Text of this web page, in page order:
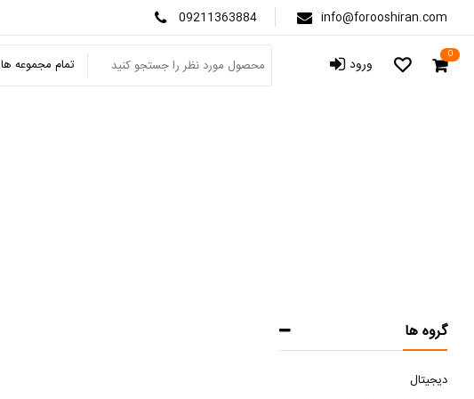
09211363884 info@forooshiran.com
تمام مجموعه ها ورود 0
گروه ها
دیجیتال